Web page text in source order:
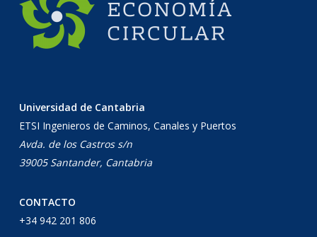
Universidad de Cantabria
ETSI Ingenieros de Caminos, Canales y Puertos
Avda. de los Castros s/n
39005 Santander, Cantabria
CONTACTO
+34 942 201 806